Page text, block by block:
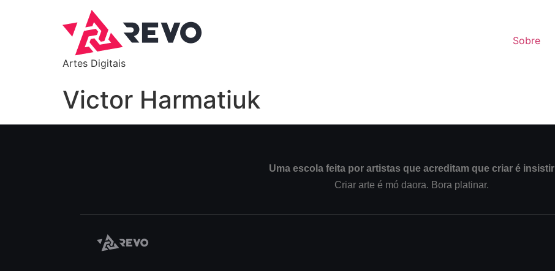
Artes Digitais
Sobre
Victor Harmatiuk
Uma escola feita por artistas que acreditam que criar é insistir
Criar arte é mó daora. Bora platinar.